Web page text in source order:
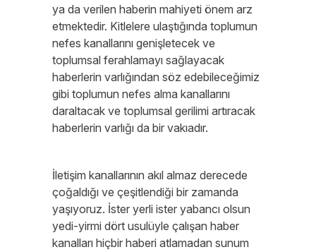
ya da verilen haberin mahiyeti önem arz
etmektedir. Kitlelere ulaştığında toplumun
nefes kanallarını genişletecek ve
toplumsal ferahlamayı sağlayacak
haberlerin varlığından söz edebileceğimiz
gibi toplumun nefes alma kanallarını
daraltacak ve toplumsal gerilimi artıracak
haberlerin varlığı da bir vakıadır.
İletişim kanallarının akıl almaz derecede
çoğaldığı ve çeşitlendiği bir zamanda
yaşıyoruz. İster yerli ister yabancı olsun
yedi-yirmi dört usulüyle çalışan haber
kanalları hiçbir haberi atlamadan sunum